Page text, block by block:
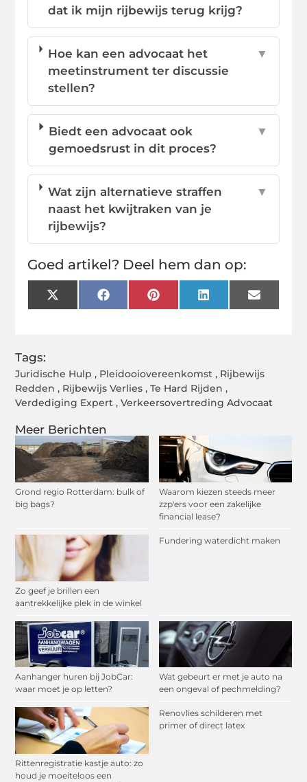
Meer Berichten
Grond regio Rotterdam: bulk of
big bags?
Waarom kiezen steeds meer
zzp'ers voor een zakelijke
financial lease?
Zo geef je brillen een
aantrekkelijke plek in de winkel
Fundering waterdicht maken
Aanhanger huren bij JobCar:
waar moet je op letten?
Wat gebeurt er met je auto na
een ongeval of pechmelding?
Rittenregistratie kastje auto: zo
houd je moeiteloos een
Renovlies schilderen met
primer of direct latex
dat ik mijn rijbewijs terug krijg?
Hoe kan een advocaat het
meetinstrument ter discussie
stellen?
▼
Biedt een advocaat ook
gemoedsrust in dit proces?
▼
Wat zijn alternatieve straffen
naast het kwijtraken van je
rijbewijs?
▼
Goed artikel? Deel hem dan op:
X
(Twitter)
FacebookPinterestLinkedInEmail
Tags:
Juridische Hulp , Pleidooiovereenkomst , Rijbewijs
Redden , Rijbewijs Verlies ,Te Hard Rijden ,
Verdediging Expert ,Verkeersovertreding Advocaat